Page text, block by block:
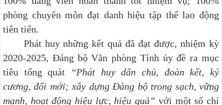
phòng chuyên môn đạt danh hiệu tập thể lao động
tiên tiến.
Phát huy những kết quả đã đạt được, nhiệm kỳ
2020-2025, Đảng bộ Văn phòng Tỉnh ủy đề ra mục
tiêu tổng quát
“Phát huy dân chủ, đoàn kết, kỷ
cương, đổi mới; xây dựng Đảng bộ trong sạch, vững
mạnh, hoạt động hiệu lực, hiệu quả” với một số chỉ